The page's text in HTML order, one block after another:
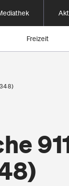
Freizeit